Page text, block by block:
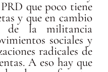
que poco tiene
y que en cambio
de la militancia
sociales y
radicales de
A eso hay que